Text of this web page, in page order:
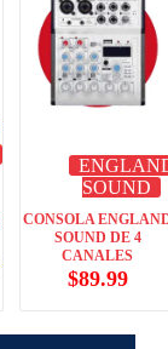
SOUND
CONSOLA
SOUND DE 4
CANALES
$89.99